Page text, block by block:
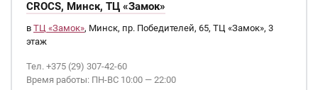
CROCS, Минск, ТЦ «Замок»
в ТЦ «Замок», Минск, пр. Победителей, 65, ТЦ «Замок», 3
этаж
Тел. +375 (29) 307-42-60
Время работы: ПН-ВС 10:00 — 22:00